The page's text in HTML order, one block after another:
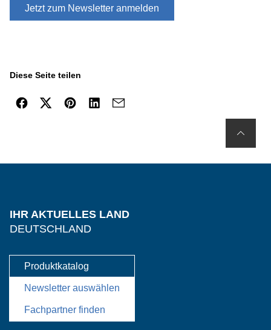
Jetzt zum Newsletter anmelden
Diese Seite teilen
IHR AKTUELLES LAND
DEUTSCHLAND
Produktkatalog
Newsletter auswählen
Fachpartner finden